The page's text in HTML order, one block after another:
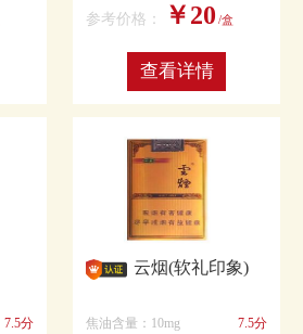
参考价格： ￥20 /盒
查看详情
7.5分
云烟(软礼印象)
焦油含量：10mg 7.5分